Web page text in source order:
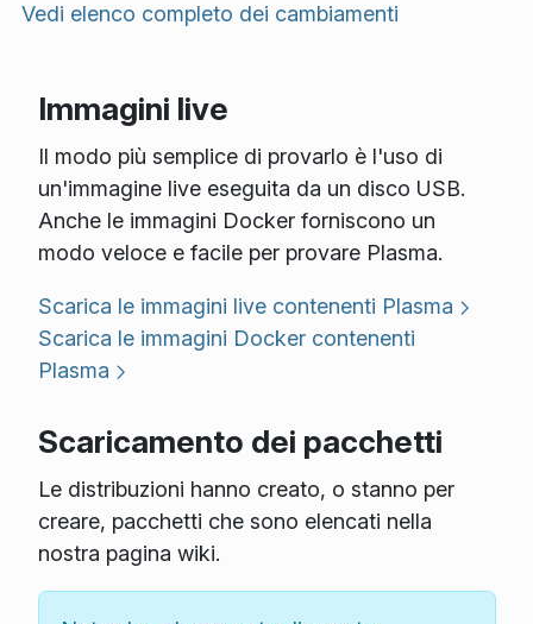
Vedi elenco completo dei cambiamenti
Immagini live
Il modo più semplice di provarlo è l'uso di
un'immagine live eseguita da un disco USB.
Anche le immagini Docker forniscono un
modo veloce e facile per provare Plasma.
Scarica le immagini live contenenti Plasma
Scarica le immagini Docker contenenti
Plasma
Scaricamento dei pacchetti
Le distribuzioni hanno creato, o stanno per
creare, pacchetti che sono elencati nella
nostra pagina wiki.